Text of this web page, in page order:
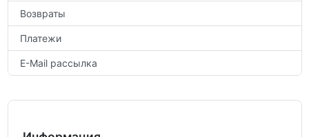
Возвраты
Платежи
E-Mail рассылка